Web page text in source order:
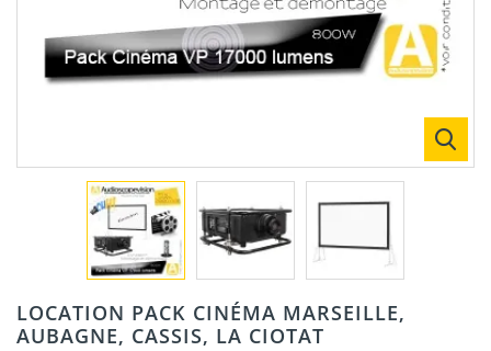
LOCATION PACK CINÉMA MARSEILLE,
AUBAGNE, CASSIS, LA CIOTAT